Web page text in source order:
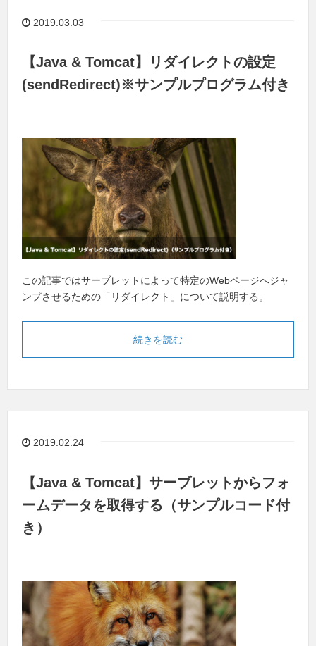
2019.03.03
【Java & Tomcat】リダイレクトの設定
(sendRedirect)※サンプルプログラム付き
この記事ではサーブレットによって特定のWebページへジャ
ンプさせるための「リダイレクト」について説明する。
続きを読む
2019.02.24
【Java & Tomcat】サーブレットからフォ
ームデータを取得する（サンプルコード付
き）